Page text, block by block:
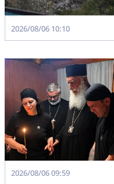
2026/08/06 10:10
2026/08/06 09:59